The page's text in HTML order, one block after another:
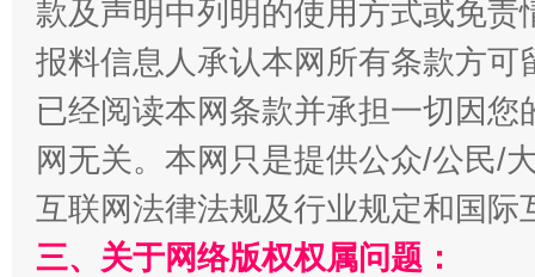
漫山遍野的桃花与雪山、麦地、白藏房 除
款及声明中列明的使用方式或免责
报料信息人承认本网所有条款方
已经阅读本网条款并承担一切因
网无关。本网只是提供公众/公民/
互联网法律法规及行业规定和国
三、关于网络版权权属问题：